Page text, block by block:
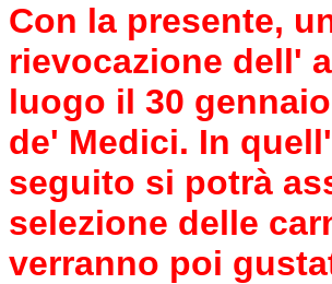
Con la presente,
rievocazione dell'
luogo il 30
de' Medici. In
seguito si potrà
selezione delle
verranno poi